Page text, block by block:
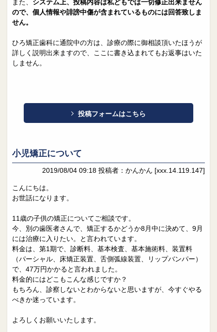
また、 システム上、投稿内容は私どもでは一切修正出来ません
ので、個人情報や誹謗中傷が含まれているものには回答致しま
せん。
ひろ矯正歯科に通院中の方は、診療の際に御相談頂いたほうが
詳しく説明出来ますので、ここに書き込まれてもお返事はいた
しません。
投稿フォームはこちら
小児矯正について
2019/08/04 09:18 投稿者：かんかん [xxx.14.119.147]
こんにちは。
お世話になります。
11歳の子供の矯正についてご相談です。
今、別の歯医者さんで、矯正するかどうか8月中に決めて、9月
には治療に入りたい。と言われています。
料金は、第1期で、診断料、基本検査、基本施術料、装置料
（パーシャル、床矯正装置、舌側弧線装置、リップバンパー）
で、47万円かかると言われました。
料金的にはどこもこんな感じですか？
もちろん、診察しないとわからないと思いますが、今すぐやる
べきか迷っています。
よろしくお願いいたします。